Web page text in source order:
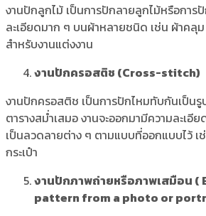
งานปักลูกไม้ เป็นการปักลายลูกไม้หรือการ
ละเอียดมาก ๆ บนผ้าหลายชนิด เช่น ผ้าคลุม
สำหรับงานแต่งงาน
งานปักครอสติช (Cross-stitch)
งานปักครอสติช เป็นการปักไหมทับกันเป็น
ตารางสม่ำเสมอ งานจะออกมามีความละเอี
เป็นลวดลายต่าง ๆ ตามแบบที่ออกแบบไว้ เ
กระเป๋า
งานปักภาพถ่ายหรือภาพเสมือน (
pattern from a photo or